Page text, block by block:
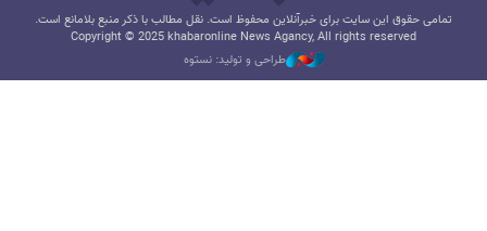
تمامی حقوق این سایت برای خبرآنلاین محفوظ است. نقل مطالب با ذکر منبع بلامانع است.
Copyright © 2025 khabaronline News Agancy, All rights reserved
طراحی و تولید: نستوه